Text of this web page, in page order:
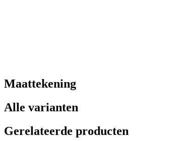
Maattekening
Alle varianten
Gerelateerde producten